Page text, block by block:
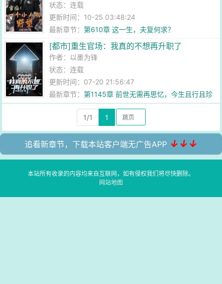
状态：连载
更新时间：10-25 03:48:24
最新章节：第610章 这一生，夫复何求？
[都市]重生官场：我真的不想再升职了
作者： 以墨为锋
状态：连载
更新时间：07-20 21:56:47
最新章节：第1145章 前世无需再思忆，今生且行且珍
惜
1/1
1
追看新章节，下载本站客户端无广告APP ↓↓↓
本站所有收录的内容均来自互联网，如有侵权我们将尽快删除。
网站地图